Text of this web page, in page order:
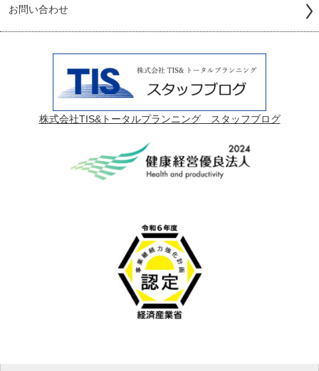
お問い合わせ
株式会社TIS&トータルプランニング スタッフブログ